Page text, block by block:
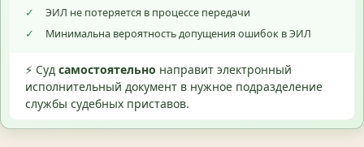
✓
ЭИЛ не потеряется в процессе передачи
✓
Минимальна вероятность допущения ошибок в ЭИЛ
⚡ Суд самостоятельно направит электронный
исполнительный документ в нужное подразделение
службы судебных приставов.